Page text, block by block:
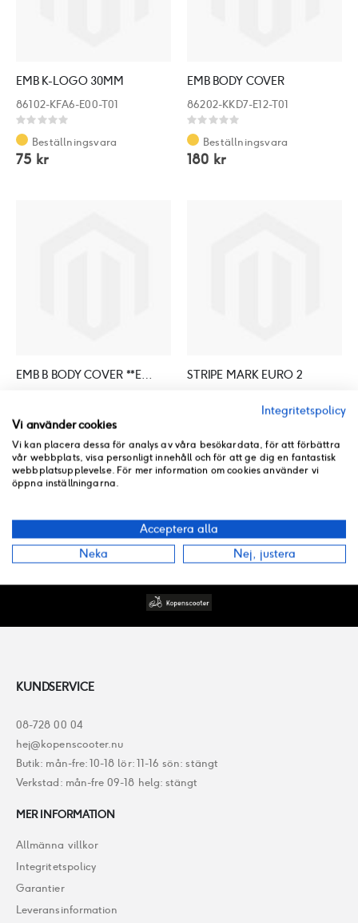
EMB K-LOGO 30MM
86102-KFA6-E00-T01
Rating:
0%
Beställningsvara
75 kr
EMB BODY COVER
86202-KKD7-E12-T01
Rating:
0%
Beställningsvara
180 kr
EMB B BODY COVER **E00 C.2006.08.08
Rating:
0%
60 kr
STRIPE MARK EURO 2
45 kr
KUNDSERVICE
08-728 00 04
hej@kopenscooter.nu
Butik: mån-fre: 10-18 lör: 11-16 sön: stängt
Verkstad: mån-fre 09-18 helg: stängt
MER INFORMATION
Allmänna villkor
Integritetspolicy
Garantier
Leveransinformation
Integritetspolicy
Vi använder cookies
Vi kan placera dessa för analys av våra besökardata, för att förbättra
vår webbplats, visa personligt innehåll och för att ge dig en fantastisk
webbplatsupplevelse. För mer information om cookies använder vi
öppna inställningarna.
Acceptera alla
Neka
Nej, justera